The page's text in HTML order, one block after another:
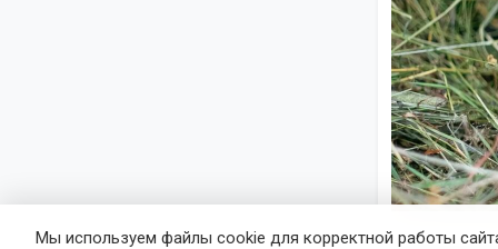
Мы используем файлы cookie для корректной работы